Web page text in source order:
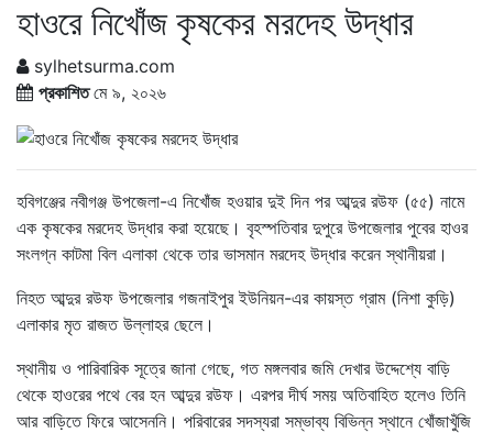
হাওরে নিখোঁজ কৃষকের মরদেহ উদ্ধার
sylhetsurma.com
প্রকাশিতমে ৯, ২০২৬
হবিগঞ্জের নবীগঞ্জ উপজেলা-এ নিখোঁজ হওয়ার দুই দিন পর আব্দুর রউফ (৫৫) নামে
এক কৃষকের মরদেহ উদ্ধার করা হয়েছে। বৃহস্পতিবার দুপুরে উপজেলার পুবের হাওর
সংলগ্ন কাটমা বিল এলাকা থেকে তার ভাসমান মরদেহ উদ্ধার করেন স্থানীয়রা।
নিহত আব্দুর রউফ উপজেলার গজনাইপুর ইউনিয়ন-এর কায়স্ত গ্রাম (নিশা কুড়ি)
এলাকার মৃত রাজত উল্লাহর ছেলে।
স্থানীয় ও পারিবারিক সূত্রে জানা গেছে, গত মঙ্গলবার জমি দেখার উদ্দেশ্যে বাড়ি
থেকে হাওরের পথে বের হন আব্দুর রউফ। এরপর দীর্ঘ সময় অতিবাহিত হলেও তিনি
আর বাড়িতে ফিরে আসেননি। পরিবারের সদস্যরা সম্ভাব্য বিভিন্ন স্থানে খোঁজাখুঁজি